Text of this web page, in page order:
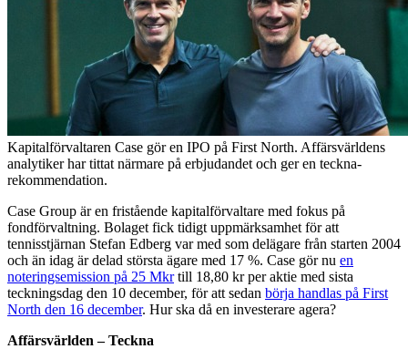
Kapitalförvaltaren Case gör en IPO på First North. Affärsvärldens
analytiker har tittat närmare på erbjudandet och ger en teckna-
rekommendation.
Case Group är en fristående kapitalförvaltare med fokus på
fondförvaltning. Bolaget fick tidigt uppmärksamhet för att
tennisstjärnan Stefan Edberg var med som delägare från starten 2004
och än idag är delad största ägare med 17 %. Case gör nu en
noteringsemission på 25 Mkrtill 18,80 kr per aktie med sista
teckningsdag den 10 december, för att sedan börja handlas på First
North den 16 december. Hur ska då en investerare agera?
Affärsvärlden – Teckna